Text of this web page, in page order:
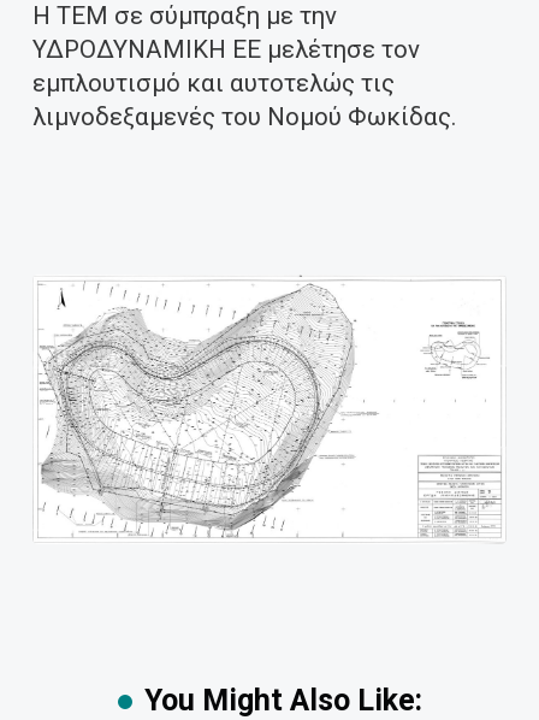
Η ΤΕΜ σε σύμπραξη με την
ΥΔΡΟΔΥΝΑΜΙΚΗ ΕΕ μελέτησε τον
εμπλουτισμό και αυτοτελώς τις
λιμνοδεξαμενές του Νομού Φωκίδας.
You Might Also Like: